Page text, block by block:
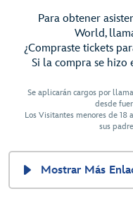
Para obtener
World,
¿Compraste tickets
Si la compra se hizo
Se aplicarán cargos por
desde
Los Visitantes menores de 18
sus
Mostrar Más